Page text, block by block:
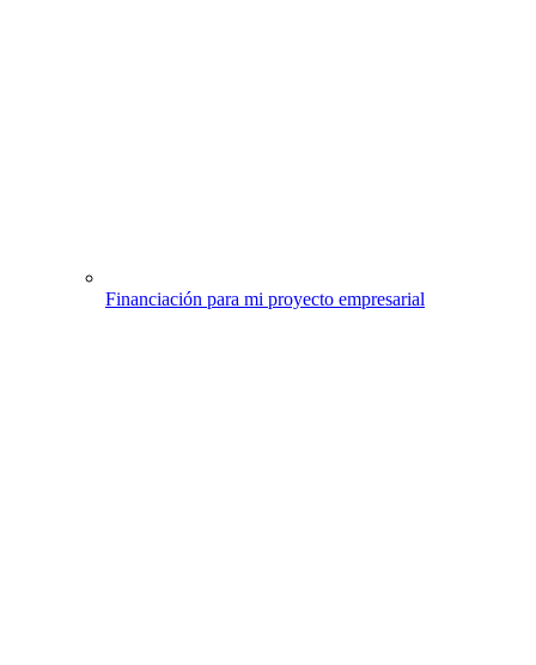
Financiación para mi proyecto empresarial